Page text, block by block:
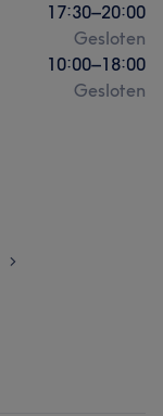
17:30–20:00
Gesloten
10:00–18:00
Gesloten
>